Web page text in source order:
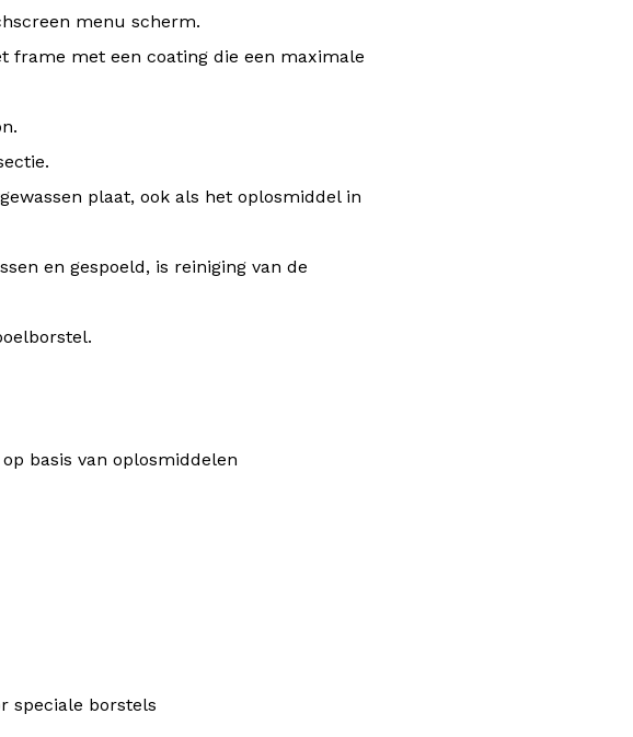
menu scherm.
frame met een coating die een maximale
plaat, ook als het oplosmiddel in
en gespoeld, is reiniging van de
basis van oplosmiddelen
speciale borstels